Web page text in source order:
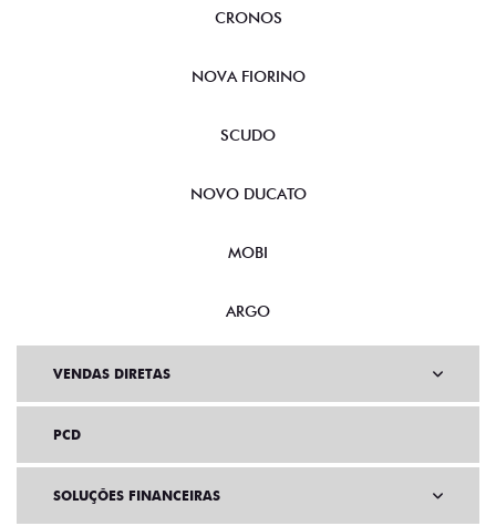
CRONOS
NOVA FIORINO
SCUDO
NOVO DUCATO
MOBI
ARGO
VENDAS DIRETAS
PCD
SOLUÇÕES FINANCEIRAS